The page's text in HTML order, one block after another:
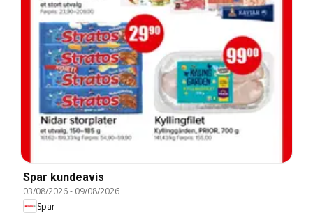
Spar kundeavis
03/08/2026- 09/08/2026
Spar